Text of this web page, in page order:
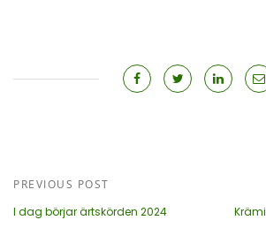
PREVIOUS POST
I dag börjar ärtskörden 2024